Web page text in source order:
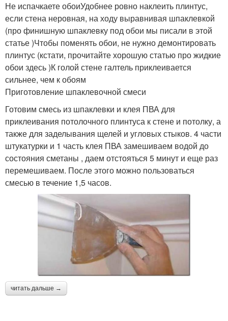
Не испачкаете обоиУдобнее ровно наклеить плинтус,
если стена неровная, на ходу выравнивая шпаклевкой
(про финишную шпаклевку под обои мы писали в этой
статье )Чтобы поменять обои, не нужно демонтировать
плинтус (кстати, прочитайте хорошую статью про жидкие
обои здесь )К голой стене галтель приклеивается
сильнее, чем к обоям
Приготовление шпаклевочной смеси
Готовим смесь из шпаклевки и клея ПВА для
приклеивания потолочного плинтуса к стене и потолку, а
также для заделывания щелей и угловых стыков. 4 части
штукатурки и 1 часть клея ПВА замешиваем водой до
состояния сметаны , даем отстояться 5 минут и еще раз
перемешиваем. После этого можно пользоваться
смесью в течение 1,5 часов.
читать дальше →